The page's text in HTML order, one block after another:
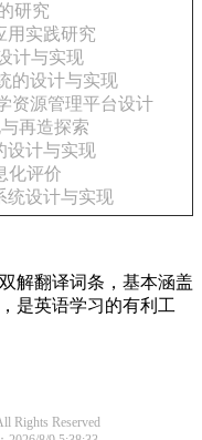
研究
用实践研究
计与实现
的设计与实现
资源管理平台设计
再造探索
设计与实现
化评价
统设计与实现
解翻译词条，基本涵盖
是英语学习的有利工
Rights Reserved